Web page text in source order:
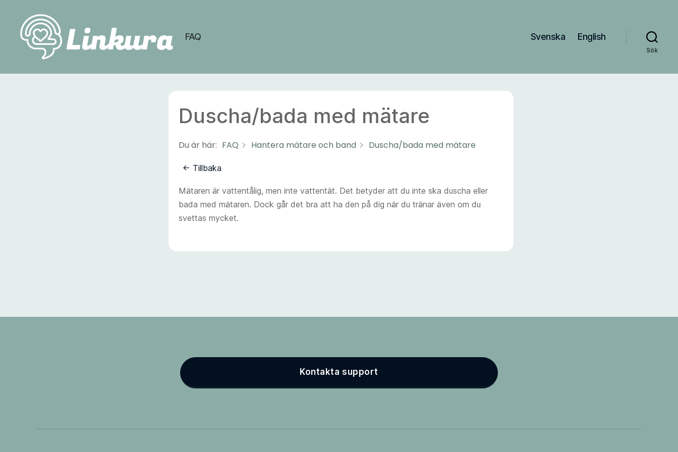
FAQ Svenska English
Sök
Duscha/bada med mätare
Du är här: FAQ Hantera mätare och band Duscha/bada med mätare
← Tillbaka
Mätaren är vattentålig, men inte vattentät. Det betyder att du inte ska duscha eller
bada med mätaren. Dock går det bra att ha den på dig när du tränar även om du
svettas mycket.
Kontakta support